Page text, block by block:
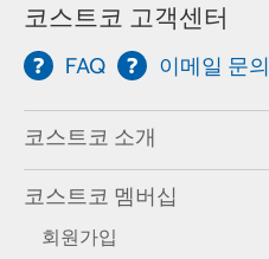
코스트코 고객센터
FAQ 이메일 문의
코스트코 소개
코스트코 멤버십
회원가입